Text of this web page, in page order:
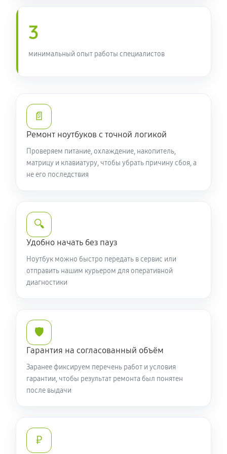
Замена южного моста ноутбука Acer P2 TMP214-52-
77G7 (NX.VLHER.00J)
Настройка Wi-Fi ноутбука Acer P2 TMP214-52-77G7
(NX.VLHER.00J)
Ремонт петель крышки
1070 руб 50 минут
Установка драйверов ноутбука Acer P2 TMP214-52-
77G7 (NX.VLHER.00J)
650 руб 120 минут
Ремонт цепей питания
2250 руб 60 минут
Замена видеокарты ноутбука Acer P2 TMP214-52-
77G7 (NX.VLHER.00J)
Ремонт разъема питания
3
минимальный опыт работы специалистов
📄
Ремонт ноутбуков с точной логикой
Проверяем питание, охлаждение, накопитель,
матрицу и клавиатуру, чтобы убрать причину сбоя, а
не его последствия
🔍
Удобно начать без пауз
Ноутбук можно быстро передать в сервис или
отправить нашим курьером для оперативной
диагностики
🛡️
Гарантия на согласованный объём
Заранее фиксируем перечень работ и условия
гарантии, чтобы результат ремонта был понятен
после выдачи
₽